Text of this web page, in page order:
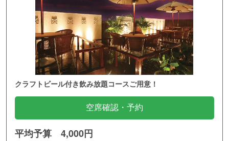
クラフトビール付き飲み放題コースご用意！
空席確認・予約
平均予算 4,000円